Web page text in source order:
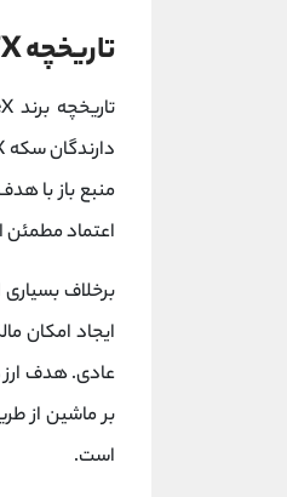
تاریخچه IOTX
منبع باز با
اعتماد مطمئن
ایجاد امکان
عادی. هدف ارز
بر ماشین از
است.